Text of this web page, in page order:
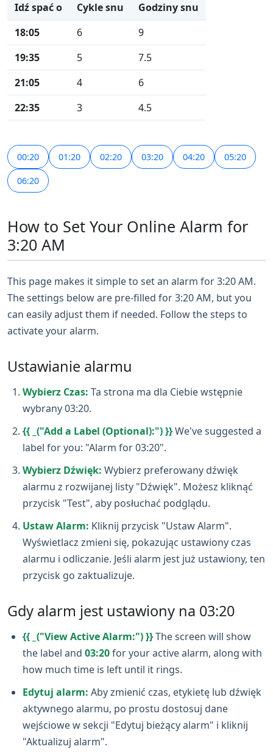
Idź spać o Cykle snu
Godziny snu
18:05
6
9
19:35
5
7.5
21:05
4
6
22:35
3 4.5
00:20 01:20 02:20 03:20 04:20 05:20
06:20
How to Set Your Online Alarm for
3:20 AM
This page makes it simple to set an alarm for 3:20 AM.
The settings below are pre-filled for 3:20 AM, but you
can easily adjust them if needed. Follow the steps to
activate your alarm.
Ustawianie alarmu
Wybierz Czas: Ta strona ma dla Ciebie wstępnie
wybrany 03:20.
{{ _("Add a Label (Optional):") }}We've suggested a
label for you: "Alarm for 03:20".
Wybierz Dźwięk: Wybierz preferowany dźwięk
alarmu z rozwijanej listy "Dźwięk". Możesz kliknąć
przycisk "Test", aby posłuchać podglądu.
Ustaw Alarm: Kliknij przycisk "Ustaw Alarm".
Wyświetlacz zmieni się, pokazując ustawiony czas
alarmu i odliczanie. Jeśli alarm jest już ustawiony, ten
przycisk go zaktualizuje.
Gdy alarm jest ustawiony na 03:20
{{ _("View Active Alarm:") }}The screen will show
the label and 03:20for your active alarm, along with
how much time is left until it rings.
Edytuj alarm: Aby zmienić czas, etykietę lub dźwięk
aktywnego alarmu, po prostu dostosuj dane
wejściowe w sekcji "Edytuj bieżący alarm" i kliknij
"Aktualizuj alarm".